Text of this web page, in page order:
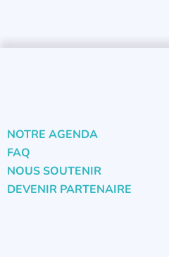
NOTRE AGENDA
FAQ
NOUS SOUTENIR
DEVENIR PARTENAIRE